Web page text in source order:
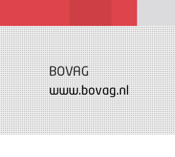
BOVAG
www.bovag.nl